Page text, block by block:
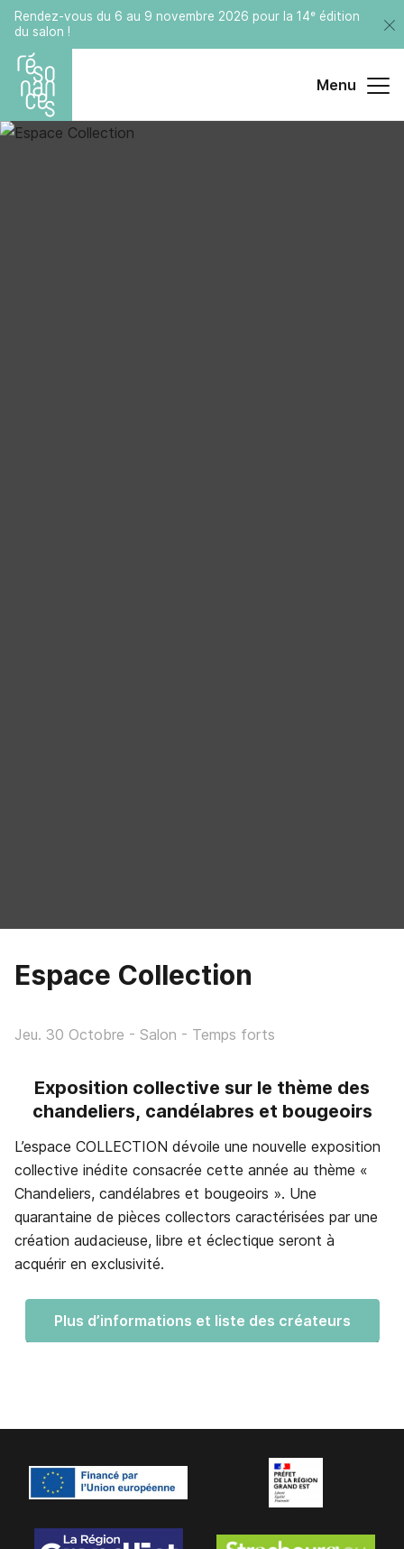
Rendez-vous du 6 au 9 novembre 2026 pour la 14ᵉ édition
du salon !
Menu
Espace Collection
Jeu. 30 Octobre - Salon - Temps forts
Exposition collective sur le thème des
chandeliers, candélabres et bougeoirs
L’espace COLLECTION dévoile une nouvelle exposition
collective inédite consacrée cette année au thème «
Chandeliers, candélabres et bougeoirs ». Une
quarantaine de pièces collectors caractérisées par une
création audacieuse, libre et éclectique seront à
acquérir en exclusivité.
Plus d’informations et liste des créateurs